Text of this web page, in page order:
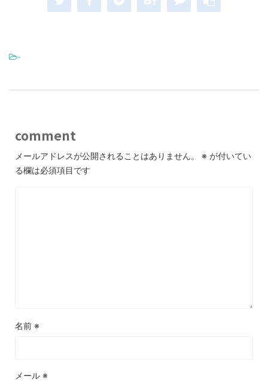
-
comment
メールアドレスが公開されることはありません。 ※ が付いてい
る欄は必須項目です
名前 ※
メール ※